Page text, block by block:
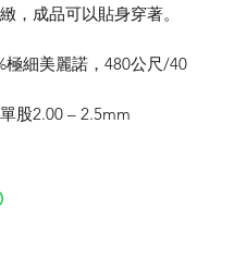
，成品可以貼身穿著。
極細美麗諾，480公尺/40
股2.00 – 2.5mm